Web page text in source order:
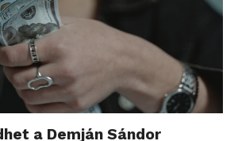
a Demján Sándor